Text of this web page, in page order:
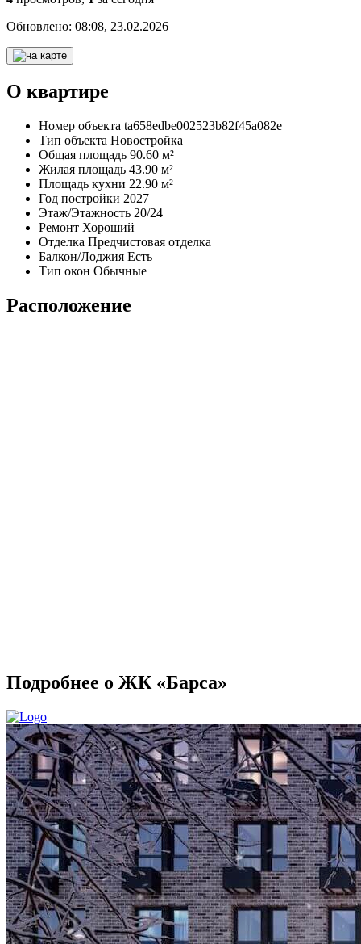
Обновлено: 08:08, 23.02.2026
О квартире
Номер объекта ta658edbe002523b82f45a082e
Тип объекта Новостройка
Общая площадь 90.60 м²
Жилая площадь 43.90 м²
Площадь кухни 22.90 м²
Год постройки 2027
Этаж/Этажность 20/24
Ремонт Хороший
Отделка Предчистовая отделка
Балкон/Лоджия Есть
Тип окон Обычные
Расположение
Подробнее о ЖК «Барса»